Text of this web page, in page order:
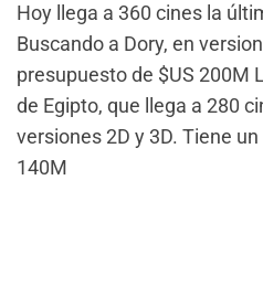
Hoy llega a 360 cines la
Buscando a Dory, en
presupuesto de $US 200M
de Egipto, que llega a 280
versiones 2D y 3D. Tiene
140M